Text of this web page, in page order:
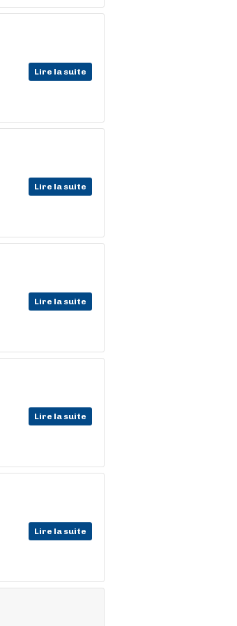
Lire la suite
Lire la suite
Lire la suite
Lire la suite
Lire la suite